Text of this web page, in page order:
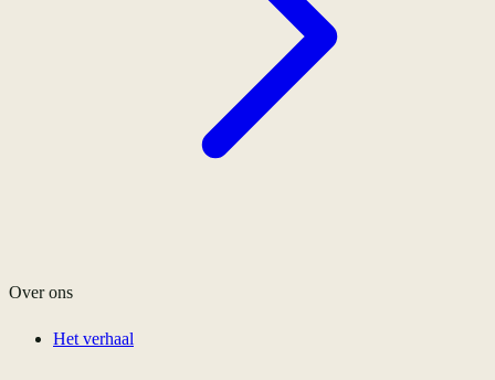
Over ons
Het verhaal